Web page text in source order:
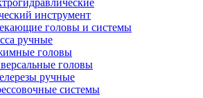
инструмент
головы и системы
ручные
головы
головы
ручные
системы